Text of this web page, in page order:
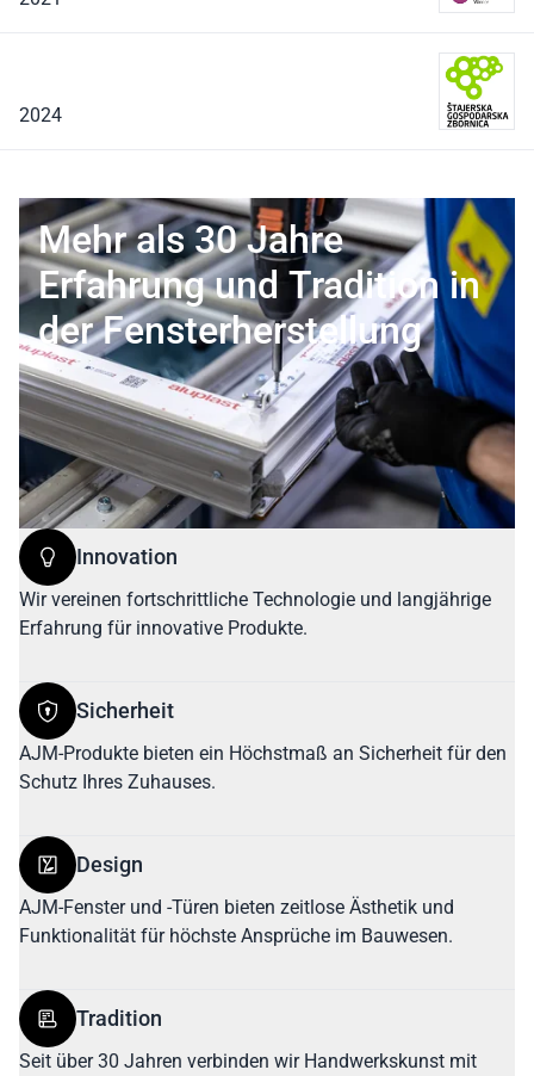
2024
Mehr als 30 Jahre
Erfahrung und Tradition in
der Fensterherstellung
Innovation
Wir vereinen fortschrittliche Technologie und langjährige
Erfahrung für innovative Produkte.
Sicherheit
AJM-Produkte bieten ein Höchstmaß an Sicherheit für den
Schutz Ihres Zuhauses.
Design
AJM-Fenster und -Türen bieten zeitlose Ästhetik und
Funktionalität für höchste Ansprüche im Bauwesen.
Tradition
Seit über 30 Jahren verbinden wir Handwerkskunst mit